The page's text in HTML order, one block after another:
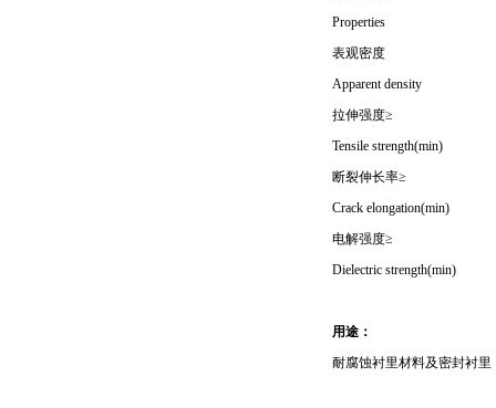
Properties
表观密度
Apparent density
拉伸强度≥
Tensile strength(min)
断裂伸长率≥
Crack elongation(min)
电解强度≥
Dielectric strength(min)
用途：
耐腐蚀衬里材料及密封衬